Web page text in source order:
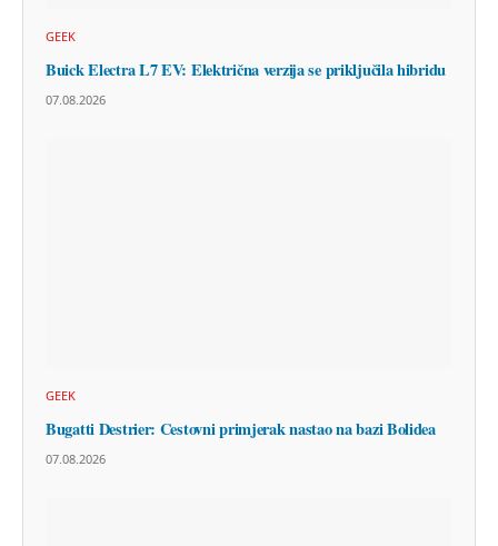
GEEK
Buick Electra L7 EV: Električna verzija se priključila hibridu
07.08.2026
GEEK
Bugatti Destrier: Cestovni primjerak nastao na bazi Bolidea
07.08.2026